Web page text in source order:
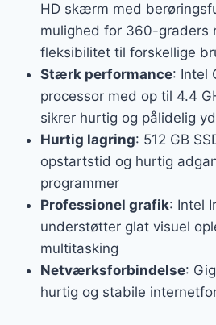
HD skærm med
mulighed for 360-graders
fleksibilitet til forskellige
Stærk performance: Intel
processor med op til 4.4
sikrer hurtig og pålidelig
Hurtig lagring: 512 GB
opstartstid og hurtig
programmer
Professionel grafik: Intel
understøtter glat visuel
multitasking
Netværksforbindelse:
hurtig og stabile